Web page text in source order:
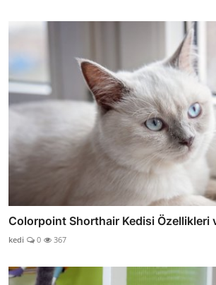
Colorpoint Shorthair Kedisi Özellikleri
kedi 0 367